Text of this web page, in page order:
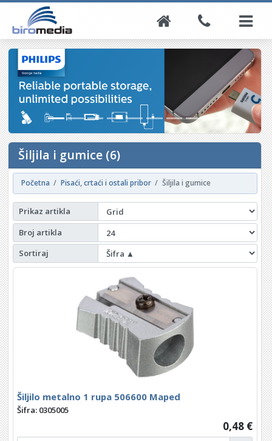
Šiljila i gumice (6)
Početna Pisaći, crtaći i ostali pribor Šiljila i gumice
Prikaz artikla
Broj artikla
Sortiraj
Šiljilo metalno 1 rupa 506600 Maped
Šifra: 0305005
0,48 €